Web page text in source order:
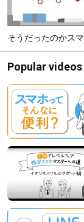
そうだったのかス
Popular videos